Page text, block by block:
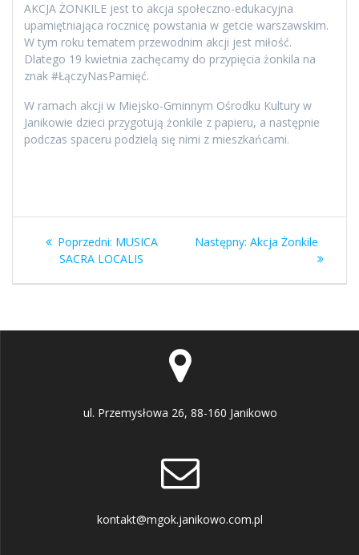
AKCJA ŻONKILE jest to akcja społeczno-edukacyjna
upamiętniająca rocznicę powstania w getcie warszawskim.
W tym roku tematem przewodnim akcji jest miłość.
Dlatego 19 kwietnia zachęcamy do przypięcia żonkila na
znak #ŁączyNasPamięć.
W ramach akcji w Miejsko-Gminnym Ośrodku Kultury w
Janikowie dzieci przygotują żonkile z papieru, a następnie
podczas spaceru podzielą się nimi z mieszkańcami.
Nawigacja
wpisu
Poprzedni: Poprzedni
wpis:
MUSICA
SACRA LOCALIS
Następny: Następny
Akcja Żonkile
ul. Przemysłowa 26, 88-160 Janikowo
kontakt@mgok.janikowo.com.pl